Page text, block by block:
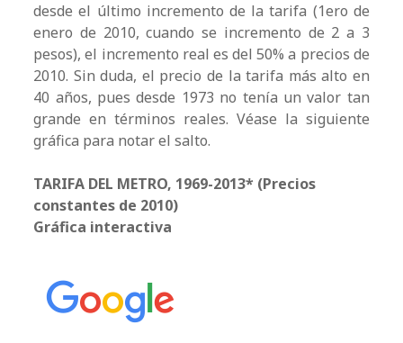
desde el último incremento de la tarifa (1ero de
enero de 2010, cuando se incremento de 2 a 3
pesos), el incremento real es del 50% a precios de
2010. Sin duda, el precio de la tarifa más alto en
40 años, pues desde 1973 no tenía un valor tan
grande en términos reales. Véase la siguiente
gráfica para notar el salto.
TARIFA DEL METRO, 1969-2013* (Precios
constantes de 2010)
Gráfica interactiva